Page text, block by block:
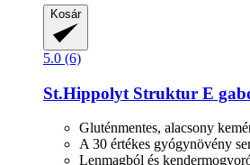
Kosár
5.0 (6)
St.Hippolyt Struktur E
Gluténmentes, alacsony
A 30 értékes gyógynövény
Lenmagból és